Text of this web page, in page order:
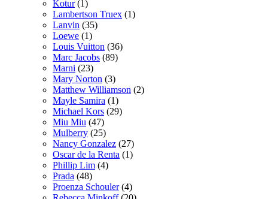
Kotur(1)
Lambertson Truex (1)
Lanvin (35)
Loewe (1)
Louis Vuitton (36)
Marc Jacobs (89)
Marni (23)
Mary Norton (3)
Matthew Williamson (2)
Mayle Samira (1)
Michael Kors (29)
Miu Miu (47)
Mulberry (25)
Nancy Gonzalez (27)
Oscar de la Renta (1)
Phillip Lim (4)
Prada (48)
Proenza Schouler(4)